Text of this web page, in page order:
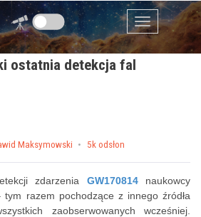
Menu
ostatnia detekcja fal
Maksymowski 5k odsłon
zdarzenia GW170814
naukowcy
razem pochodzące z innego źródła
zaobserwowanych wcześniej.